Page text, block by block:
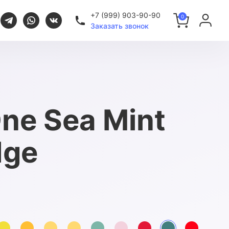
+7 (999) 903-90-90
Заказать звонок
0
Но Вы можете это исправить
Sea Mint